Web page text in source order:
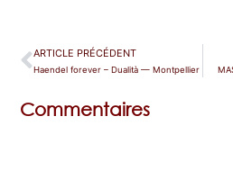
ARTICLE PRÉCÉDENT
Haendel forever – Dualità — Montpellier
Commentaires